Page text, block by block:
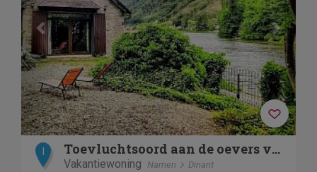
Toevluchtsoord aan de oevers van de Maas - Maas
Vakantiewoning Namen Dinant